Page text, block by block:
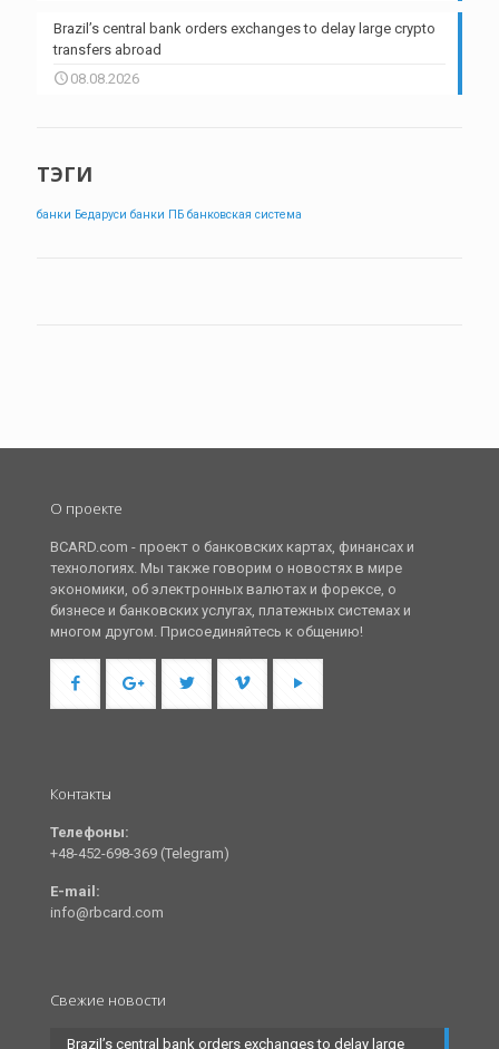
Brazil’s central bank orders exchanges to delay large crypto
transfers abroad
08.08.2026
ТЭГИ
банки Бедаруси банки ПБ банковская система
О проекте
BCARD.com - проект о банковских картах, финансах и
технологиях. Мы также говорим о новостях в мире
экономики, об электронных валютах и форексе, о
бизнесе и банковских услугах, платежных системах и
многом другом. Присоединяйтесь к общению!
Контакты
Телефоны:
+48-452-698-369 (Telegram)
E-mail:
info@rbcard.com
Свежие новости
Brazil’s central bank orders exchanges to delay large